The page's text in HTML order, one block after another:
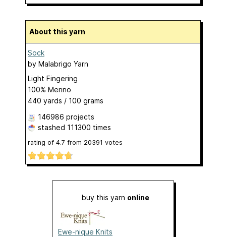
About this yarn
Sock
by Malabrigo Yarn
Light Fingering
100% Merino
440 yards / 100 grams
146986 projects
stashed 111300 times
rating of 4.7 from 20391 votes
buy this yarn online
Ewe-nique Knits